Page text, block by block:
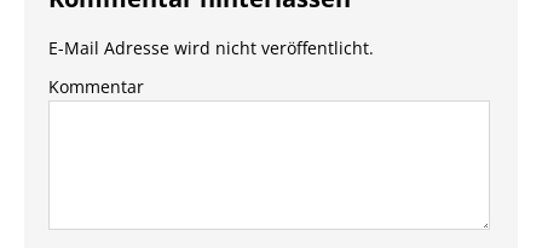
E-Mail Adresse wird nicht veröffentlicht.
Kommentar